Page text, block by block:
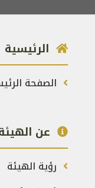
الرئيسية
الصفحة
عن
رؤية الهيئة